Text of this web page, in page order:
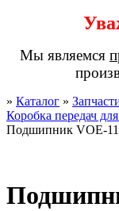
Мы являемся
» Каталог »
Коробка передач
Подшипник VOE-